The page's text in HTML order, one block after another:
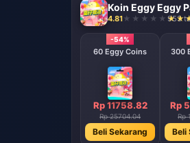
Koin Eggy Eggy
4.81 953
-54%
60 Eggy Coins
Rp 11758.82
Rp 25704.04
Beli Sekarang
Rp
Rp
Beli